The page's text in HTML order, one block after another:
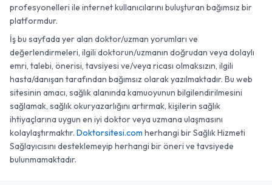
profesyonelleri ile internet kullanıcılarını buluşturan bağımsız bir
platformdur.
İş bu sayfada yer alan doktor/uzman yorumları ve
değerlendirmeleri, ilgili doktorun/uzmanın doğrudan veya dolaylı
emri, talebi, önerisi, tavsiyesi ve/veya ricası olmaksızın, ilgili
hasta/danışan tarafından bağımsız olarak yazılmaktadır. Bu web
sitesinin amacı, sağlık alanında kamuoyunun bilgilendirilmesini
sağlamak, sağlık okuryazarlığını artırmak, kişilerin sağlık
ihtiyaçlarına uygun en iyi doktor veya uzmana ulaşmasını
kolaylaştırmaktır. Doktorsitesi.com herhangi bir Sağlık Hizmeti
Sağlayıcısını desteklemeyip herhangi bir öneri ve tavsiyede
bulunmamaktadır.